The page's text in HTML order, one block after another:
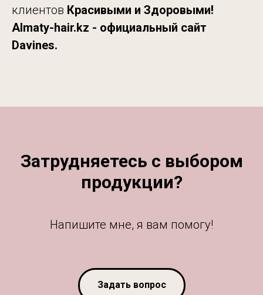
клиентов Красивыми и Здоровыми!
Almaty-hair.kz - официальный сайт
Davines.
Затрудняетесь с выбором
продукции?
Напишите мне, я вам помогу!
Задать вопрос